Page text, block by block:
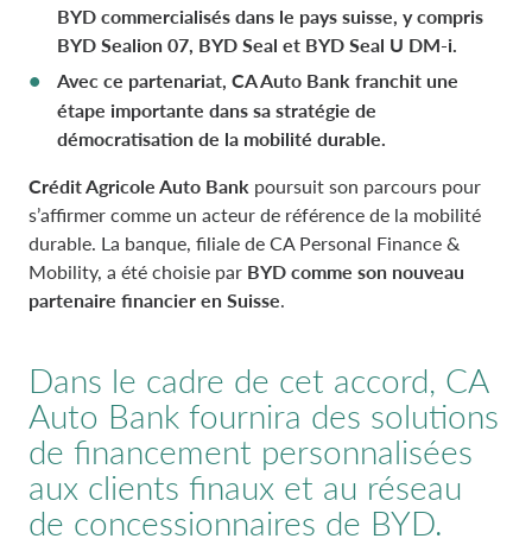
PARTIES LIÉES ET SUJETS ASSOCIÉS
POLOGNE CA AUTO BANK
PORTUGAL CA AUTO BANK
ROYAUME-UNI CA AUTO FINANCE
SUÈDE CA AUTO FINANCE
BYD commercialisés dans le pays suisse, y compris
BYD Sealion 07, BYD Seal et BYD Seal U DM-i.
Avec ce partenariat, CA Auto Bank franchit une
étape importante dans sa stratégie de
démocratisation de la mobilité durable.
Crédit Agricole Auto Bank poursuit son parcours pour
s’affirmer comme un acteur de référence de la mobilité
durable. La banque, filiale de CA Personal Finance &
Mobility, a été choisie par BYD comme son nouveau
partenaire financier en Suisse.
Dans le cadre de cet accord, CA
Auto Bank fournira des solutions
de financement personnalisées
aux clients finaux et au réseau
de concessionnaires de BYD.